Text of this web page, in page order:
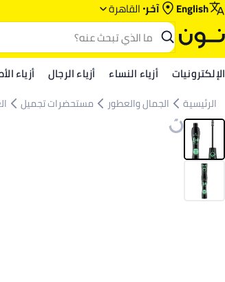
English آخر القاهرة
الإلكترونيات أزياء النساء أزياء الرجال أزياء
الرئيسية الجمال والعطور مستحضرات تجميل